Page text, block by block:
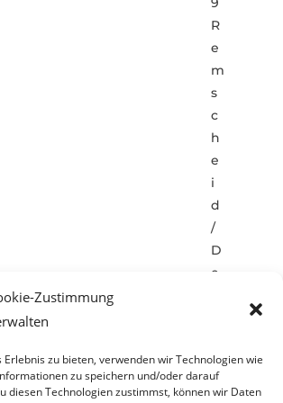
Zustimmung
zu bieten, verwenden wir Technologien wie
zu speichern und/oder darauf
diesen Technologien zustimmst, können wir Daten
R
e
m
s
c
h
e
i
d
/
D
e
c
h